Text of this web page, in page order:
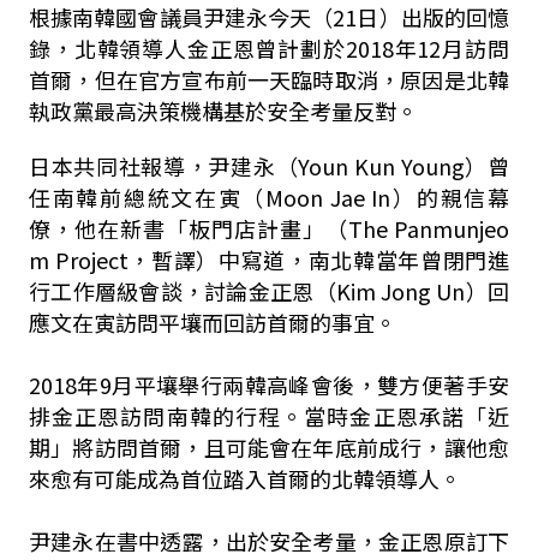
根據南韓國會議員尹建永今天 （21日）出版的回憶
錄，北韓領導人金正恩曾計劃於2018年12月訪問
首爾，但在官方宣布前一天臨時取消，原因是北韓
執政黨最高決策機構基於安全考量反對。
日本共同社報導，尹建永（Youn Kun Young）曾
任南韓前總統文在寅（Moon Jae In）的親信幕
僚，他在新書「板門店計畫」（The Panmunjeo
m Project，暫譯）中寫道，南北韓當年曾閉門進
行工作層級會談，討論金正恩（Kim Jong Un）回
應文在寅訪問平壤而回訪首爾的事宜。
2018年9月平壤舉行兩韓高峰會後，雙方便著手安
排金正恩訪問南韓的行程。當時金正恩承諾「近
期」將訪問首爾，且可能會在年底前成行，讓他愈
來愈有可能成為首位踏入首爾的北韓領導人。
尹建永在書中透露，出於安全考量，金正恩原訂下